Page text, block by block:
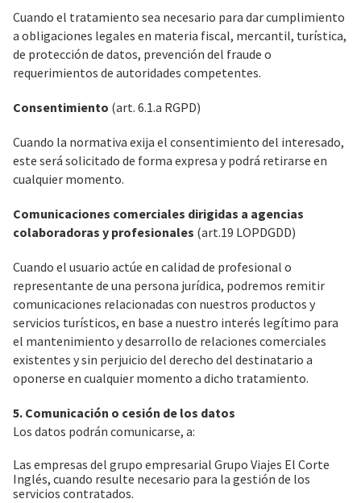
Cuando el tratamiento sea necesario para dar cumplimiento
a obligaciones legales en materia fiscal, mercantil, turística,
de protección de datos, prevención del fraude o
requerimientos de autoridades competentes.
Consentimiento (art. 6.1.a RGPD)
Cuando la normativa exija el consentimiento del interesado,
este será solicitado de forma expresa y podrá retirarse en
cualquier momento.
Comunicaciones comerciales dirigidas a agencias
colaboradoras y profesionales (art.19 LOPDGDD)
Cuando el usuario actúe en calidad de profesional o
representante de una persona jurídica, podremos remitir
comunicaciones relacionadas con nuestros productos y
servicios turísticos, en base a nuestro interés legítimo para
el mantenimiento y desarrollo de relaciones comerciales
existentes y sin perjuicio del derecho del destinatario a
oponerse en cualquier momento a dicho tratamiento.
5. Comunicación o cesión de los datos
Los datos podrán comunicarse, a:
Las empresas del grupo empresarial Grupo Viajes El Corte
Inglés, cuando resulte necesario para la gestión de los
servicios contratados.